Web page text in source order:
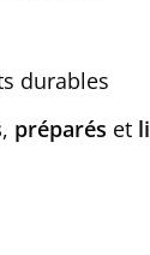
durables
, préparés et